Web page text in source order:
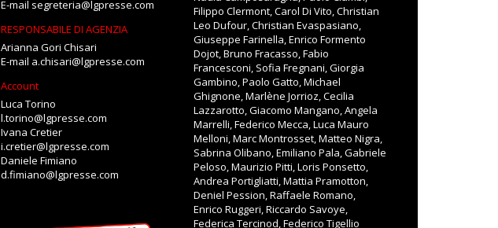
E-mail segreteria@lgpresse.com
RESPONSABILE DI AGENZIA
Arianna Gori Chisari
E-mail a.chisari@lgpresse.com
Account
Luca Torino
l.torino@lgpresse.com
Ivana Cretier
i.cretier@lgpresse.com
Daniele Fimiano
d.fimiano@lgpresse.com
Filippo Clermont, Carol Di Vito, Christian
Leo Dufour, Christian Evaspasiano,
Giuseppe Farinella, Enrico Formento
Dojot, Bruno Fracasso, Fabio
Francesconi, Sofia Fregnani, Giorgia
Gambino, Paolo Gatto, Michael
Ghignone, Marlène Jorrioz, Cecilia
Lazzarotto, Giacomo Mangano, Angela
Marrelli, Federico Mecca, Luca Mauro
Melloni, Marc Montrosset, Matteo Nigra,
Sabrina Olibano, Emiliano Pala, Gabriele
Peloso, Maurizio Pitti, Loris Ponsetto,
Andrea Portigliatti, Mattia Pramotton,
Deniel Pession, Raffaele Romano,
Enrico Ruggeri, Riccardo Savoye,
Federica Tercinod, Federico Tigellio